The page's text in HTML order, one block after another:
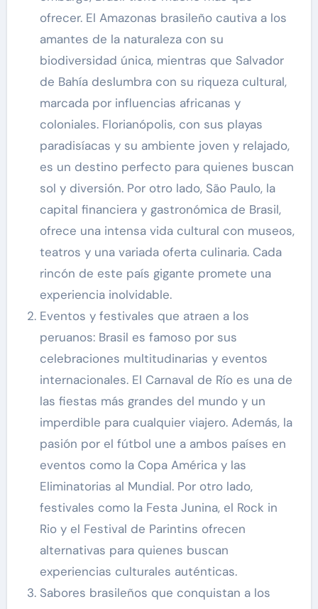
ofrecer. El Amazonas brasileño cautiva a los
amantes de la naturaleza con su
biodiversidad única, mientras que Salvador
de Bahía deslumbra con su riqueza cultural,
marcada por influencias africanas y
coloniales. Florianópolis, con sus playas
paradisíacas y su ambiente joven y relajado,
es un destino perfecto para quienes buscan
sol y diversión. Por otro lado, São Paulo, la
capital financiera y gastronómica de Brasil,
ofrece una intensa vida cultural con museos,
teatros y una variada oferta culinaria. Cada
rincón de este país gigante promete una
experiencia inolvidable.
Eventos y festivales que atraen a los
peruanos: Brasil es famoso por sus
celebraciones multitudinarias y eventos
internacionales. El Carnaval de Río es una de
las fiestas más grandes del mundo y un
imperdible para cualquier viajero. Además, la
pasión por el fútbol une a ambos países en
eventos como la Copa América y las
Eliminatorias al Mundial. Por otro lado,
festivales como la Festa Junina, el Rock in
Rio y el Festival de Parintins ofrecen
alternativas para quienes buscan
experiencias culturales auténticas.
Sabores brasileños que conquistan a los